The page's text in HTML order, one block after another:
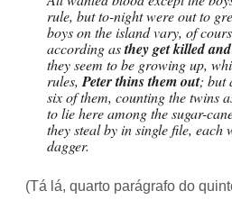
rule, but to-night were out to
boys on the island vary, of
according asthey get killed
they seem to be growing up,
rules,Peter thins them out; but
six of them, counting the twins
to lie here among the sugar-
they steal by in single file, each
dagger.
(Tá lá, quarto parágrafo do